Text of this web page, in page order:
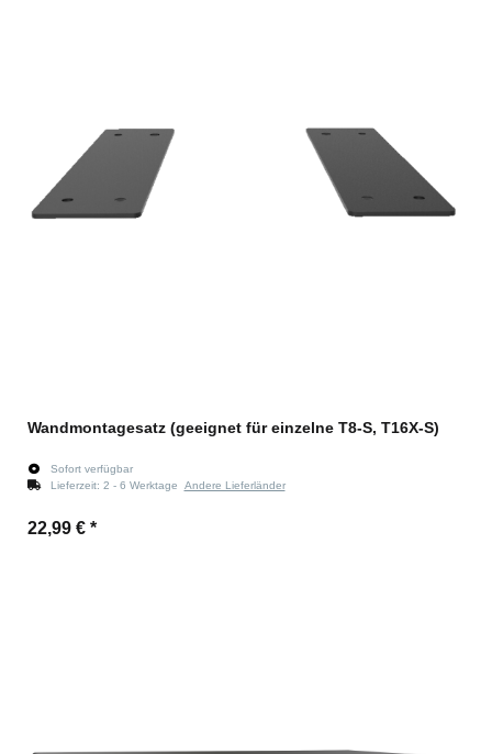
Wandmontagesatz (geeignet für einzelne T8-S, T16X-S)
Sofort verfügbar
Lieferzeit: 2 - 6 Werktage Andere Lieferländer
22,99 € *